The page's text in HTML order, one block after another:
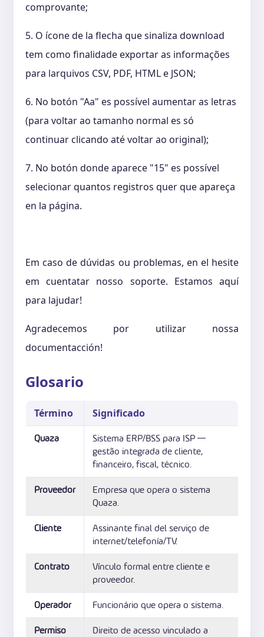
comprovante;
5. O ícone de la flecha que sinaliza download
tem como finalidade exportar as informações
para larquivos CSV, PDF, HTML e JSON;
6. No botón "Aa" es possível aumentar as letras
(para voltar ao tamanho normal es só
continuar clicando até voltar ao original);
7. No botón donde aparece "15" es possível
selecionar quantos registros quer que apareça
en la página.
Em caso de dúvidas ou problemas, en el hesite
em cuentatar nosso soporte. Estamos aquí
para lajudar!
Agradecemos por utilizar nossa
documentacción!
Glosario
Término Significado
Quaza
Sistema ERP/BSS para ISP —
gestão integrada de cliente,
financeiro, fiscal, técnico.
Proveedor
Empresa que opera o sistema
Quaza.
Cliente
Assinante final del serviço de
internet/telefonía/TV.
Contrato
Vínculo formal entre cliente e
proveedor.
Operador Funcionário que opera o sistema.
Permiso Direito de acesso vinculado a